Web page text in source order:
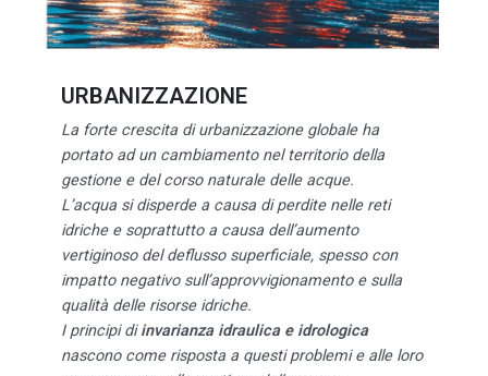
URBANIZZAZIONE
La forte crescita di urbanizzazione globale ha
portato ad un cambiamento nel territorio della
gestione e del corso naturale delle acque.
L’acqua si disperde a causa di perdite nelle reti
idriche e soprattutto a causa dell’aumento
vertiginoso del deflusso superficiale, spesso con
impatto negativo sull’approvvigionamento e sulla
qualità delle risorse idriche.
I principi diinvarianza idraulica e idrologica
nascono come risposta a questi problemi e alle loro